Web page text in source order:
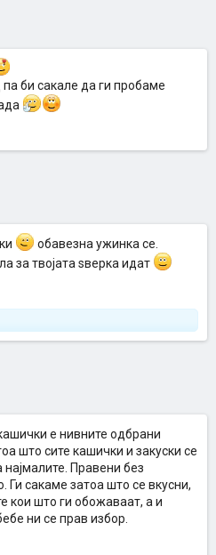
би сакале да ги пробаме
обавезна ужинка се.
за твојата ѕверка идат
е нивните одбрани
што сите кашички и закуски се
Правени без
Ги сакаме затоа што се вкусни,
кои што ги обожаваат, а и
ни се прав избор.